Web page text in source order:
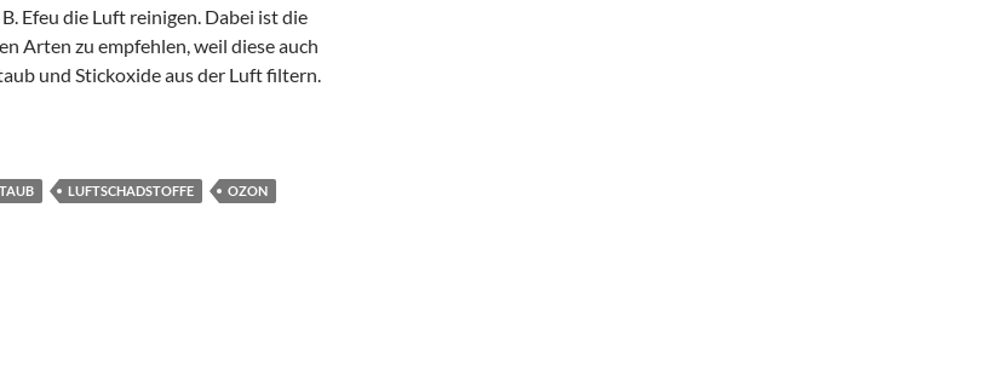
Efeu die Luft reinigen. Dabei ist die
Arten zu empfehlen, weil diese auch
und Stickoxide aus der Luft filtern.
/ von Gebäuden städtischer Töchter hinsichtlich ihrer Eignung für Fassadenbegrünungen
LUFTSCHADSTOFFE
OZON